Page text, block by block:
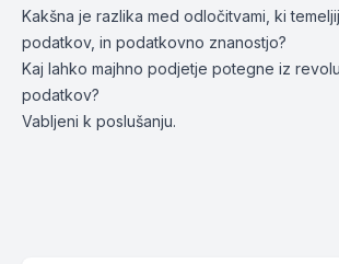
Kakšna je razlika med odločitvami, ki
podatkov, in podatkovno znanostjo?
Kaj lahko majhno podjetje potegne iz
podatkov?
Vabljeni k poslušanju.